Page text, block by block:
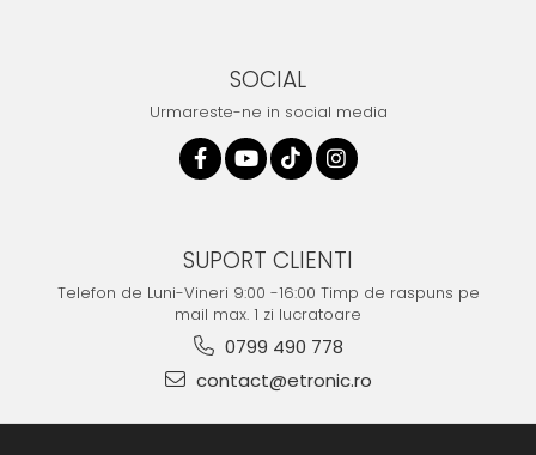
SOCIAL
Urmareste-ne in social media
SUPORT CLIENTI
Telefon de Luni-Vineri 9:00 -16:00 Timp de raspuns pe
mail max. 1 zi lucratoare
0799 490 778
contact@etronic.ro